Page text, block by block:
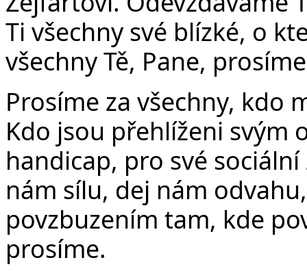
Ti všechny své blízké, o
všechny Tě, Pane,
Prosíme za všechny, kdo
Kdo jsou přehlíženi svým
handicap, pro své
nám sílu, dej nám
povzbuzením tam, kde
prosíme.